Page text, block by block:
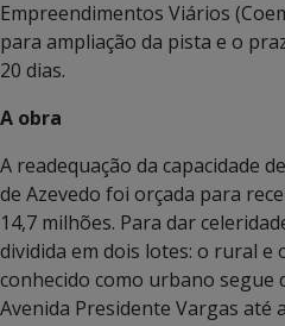
Empreendimentos Viários
para ampliação da pista e o
20 dias.
A obra
A readequação da capacidade
de Azevedo foi orçada para
14,7 milhões. Para dar
dividida em dois lotes: o rural e
conhecido como urbano segue
Avenida Presidente Vargas até